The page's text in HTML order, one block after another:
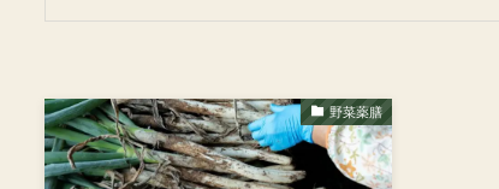
野菜薬膳